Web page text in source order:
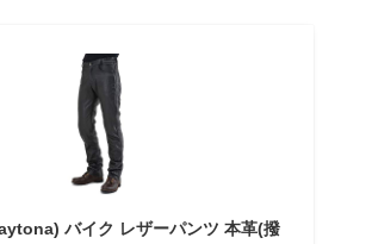
バイク レザーパンツ 本革(撥